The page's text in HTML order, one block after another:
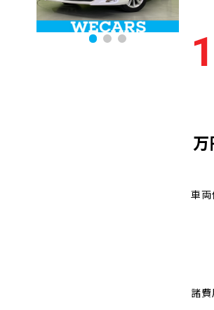
万
車両
諸費